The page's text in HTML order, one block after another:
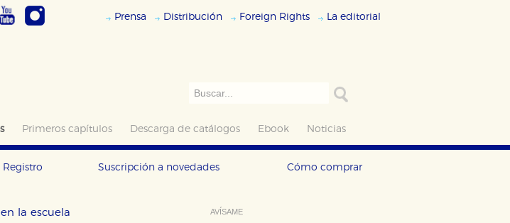
Prensa Distribución Foreign Rights La editorial
Primeros capítulos Descarga de catálogos Ebook Noticias
Registro Suscripción a novedades Cómo comprar
la escuela AVÍSAME